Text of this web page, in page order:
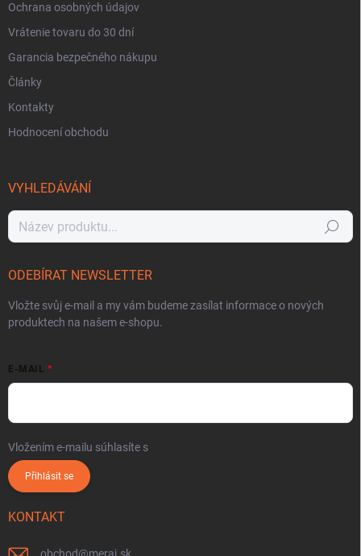
Ochrana osobných údajov
Vrátenie tovaru do 30 dní
Garancia bezpečného nákupu
Články
Kontakty
Hodnocení obchodu
VYHLEDÁVÁNÍ
Hledat
ODEBÍRAT NEWSLETTER
Vložte svůj e-mail a my vám budeme zasílat informace o nových
produktech na našem e-shopu.
E-MAIL
Vložením e-mailu súhlasíte s
Přihlásit se
KONTAKT